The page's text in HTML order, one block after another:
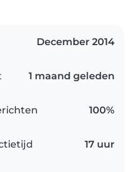
December 2014
1 maand geleden
100%
17 uur